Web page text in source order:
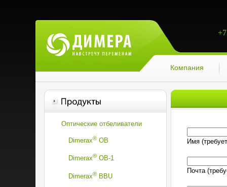
Компания
Оптические отбеливатели
Dimerax®OB
Dimerax®OВ-1
Dimerax®BBU
Имя
Почта